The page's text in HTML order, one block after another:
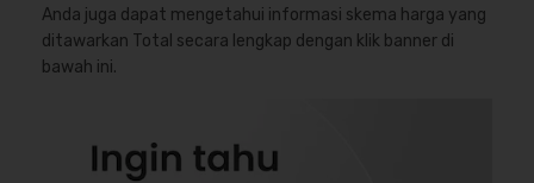
Anda juga dapat mengetahui informasi skema harga yang
ditawarkan Total secara lengkap dengan klik banner di
bawah ini.